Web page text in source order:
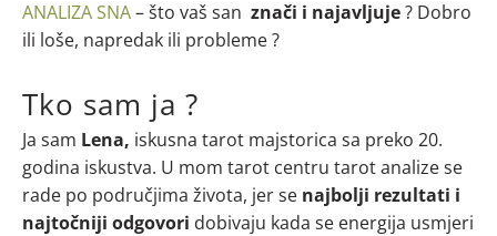
ANALIZA SNA– što vaš san znači i najavljuje? Dobro
ili loše, napredak ili probleme ?
Tko sam ja ?
Ja sam Lena, iskusna tarot majstorica sa preko 20.
godina iskustva. U mom tarot centru tarot analize se
rade po područjima života, jer se najbolji rezultati i
najtočniji odgovori dobivaju kada se energija usmjeri